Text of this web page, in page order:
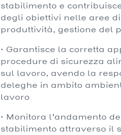
stabilimento e
degli obiettivi nelle aree
produttività, gestione del
· Garantisce la corretta
procedure di sicurezza
sul lavoro, avendo la
deleghe in ambito
lavoro
· Monitora l’andamento
stabilimento attraverso il